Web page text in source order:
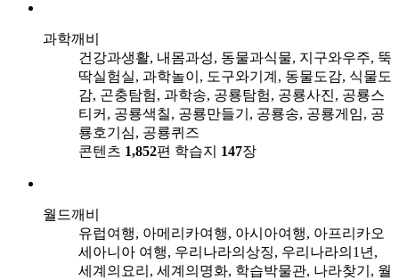
과학깨비
건강과생활, 내몸과성, 동물과식물, 지구와우주, 뚝
딱실험실, 과학놀이, 도구와기계, 동물도감, 식물도
감, 곤충탐험, 과학송, 공룡탐험, 공룡사진, 공룡스
티커, 공룡색칠, 공룡만들기, 공룡송, 공룡게임, 공
룡호기심, 공룡퀴즈
콘텐츠 1,852편 학습지 147장
월드깨비
유럽여행, 아메리카여행, 아시아여행, 아프리카오
세아니아 여행, 우리나라의상징, 우리나라의1년,
세계의요리, 세계의명화, 학습박물관, 나라찾기, 월